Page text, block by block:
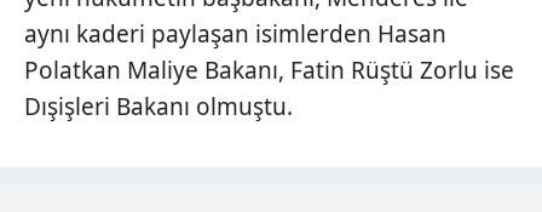
aynı kaderi paylaşan isimlerden Hasan
Polatkan Maliye Bakanı, Fatin Rüştü Zorlu ise
Dışişleri Bakanı olmuştu.